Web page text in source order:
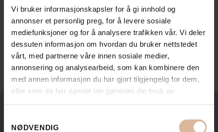
Vi bruker informasjonskapsler for å gi innhold og
annonser et personlig preg, for å levere sosiale
mediefunksjoner og for å analysere trafikken vår. Vi deler
dessuten informasjon om hvordan du bruker nettstedet
vårt, med partnerne våre innen sosiale medier,
annonsering og analysearbeid, som kan kombinere den
med annen informasjon du har gjort tilgjengelig for dem,
eller som de har samlet inn gjennom din bruk av
tjenestene deres.
NØDVENDIG
Farge: Grå
Send oss en mail